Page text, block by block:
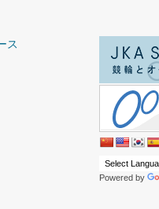
ス
Powered by